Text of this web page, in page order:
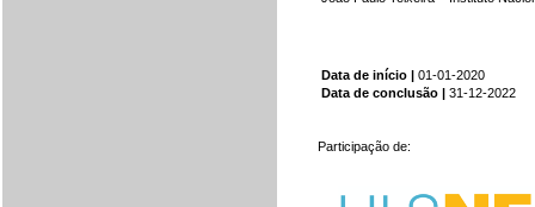
Data de início | 01-01-2020
Data de conclusão | 31-12-2022
Participação de: